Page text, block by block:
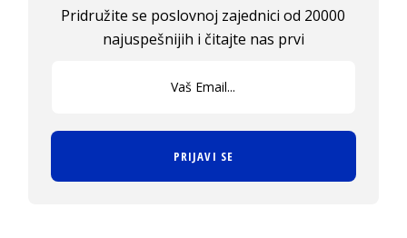
Pridružite se poslovnoj zajednici od 20000
najuspešnijih i čitajte nas prvi
PRIJAVI SE